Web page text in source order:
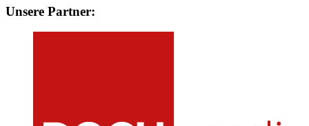
Unsere Partner: